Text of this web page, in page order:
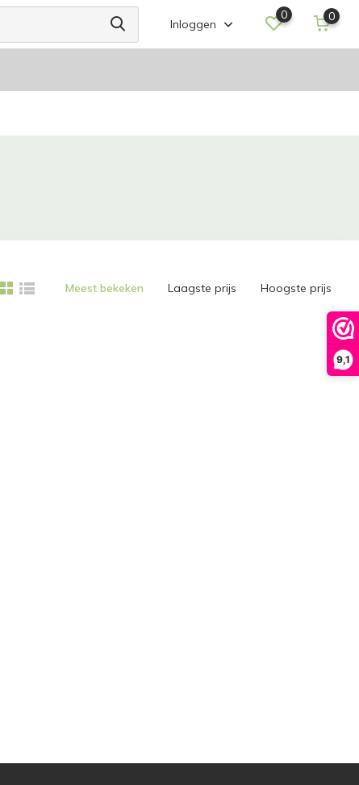
9,1
Inloggen
0 0
Meest bekeken Laagste prijs Hoogste prijs